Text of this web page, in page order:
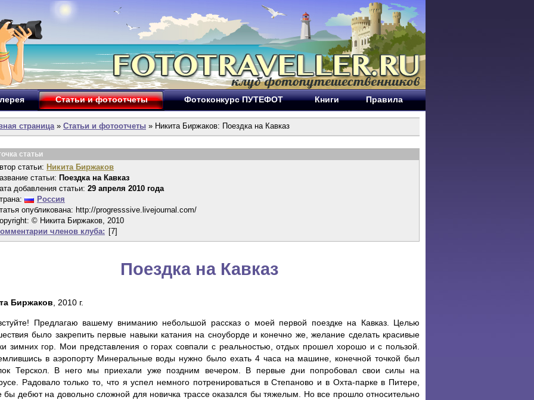
Статьи и фотоотчеты Фотоконкурс ПУТЕФОТ Книги Правила
страница» Статьи и фотоотчеты » Никита Биржаков: Поездка на Кавказ
статьи
статьи: Никита Биржаков
статьи: Поездка на Кавказ
добавления статьи: 29 апреля 2010 года
Россия
опубликована: http://progresssive.livejournal.com/
© Никита Биржаков, 2010
членов клуба: [7]
Поездка на Кавказ
Биржаков , 2010 г.
Предлагаю вашему вниманию небольшой рассказ о моей первой поездке на Кавказ. Целью
было закрепить первые навыки катания на сноуборде и конечно же, желание сделать красивые
зимних гор. Мои представления о горах совпали с реальностью, отдых прошел хорошо и с пользой.
в аэропорту Минеральные воды нужно было ехать 4 часа на машине, конечной точкой был
Терскол. В него мы приехали уже поздним вечером. В первые дни попробовал свои силы на
Радовало только то, что я успел немного потренироваться в Степаново и в Охта-парке в Питере,
бы дебют на довольно сложной для новичка трассе оказался бы тяжелым. Но все прошло относительно